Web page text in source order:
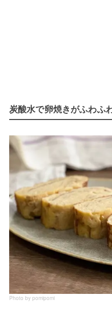
炭酸水で卵焼きがふわふ
Photo by pomipomi